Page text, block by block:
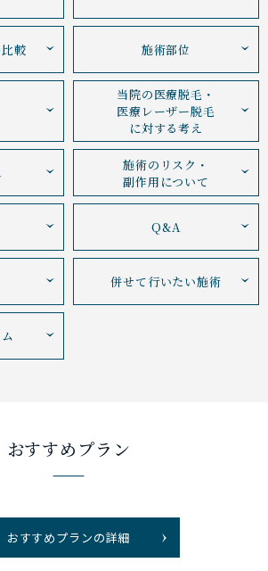
較 施術部位
当院の医療脱毛・
医療レーザー脱毛
に対する考え
施術のリスク・
副作用について
Q&A
併せて行いたい施術
おすすめプラン
おすすめプランの詳細